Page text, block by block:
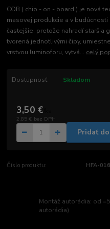
COB ( chip - on - board ) je nová
masovej produkcie a v
častejšie, pretože nahradí staršia
tvorená jednotlivými čipy,
vrstvou luminoforu, vytvá... celý
Dostupnosť Skladom
3,50 €
2,85 € bez DPH
Pridať
Číslo produktu: HFA-
Montáž autorádia: od
autorádia)